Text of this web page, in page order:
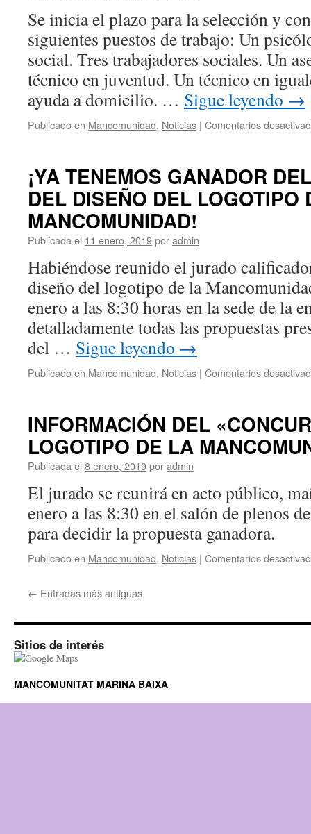
Se inicia el plazo para la selección y
siguientes puestos de trabajo: Un
social. Tres trabajadores sociales. Un
técnico en juventud. Un técnico en
ayuda a domicilio. … Sigue leyendo →
Publicado en Mancomunidad, Noticias | Comentarios
¡YA TENEMOS GANADOR
DEL DISEÑO DEL LOGOTIPO
MANCOMUNIDAD!
Publicada el 11 enero, 2019poradmin
Habiéndose reunido el jurado
diseño del logotipo de la
enero a las 8:30 horas en la sede de la
detalladamente todas las propuestas
del … Sigue leyendo →
Publicado en Mancomunidad, Noticias | Comentarios
INFORMACIÓN DEL
LOGOTIPO DE LA
Publicada el 8 enero, 2019poradmin
El jurado se reunirá en acto público,
enero a las 8:30 en el salón de plenos
para decidir la propuesta ganadora.
Publicado en Mancomunidad, Noticias | Comentarios
← Entradas más antiguas
Sitios de interés
MANCOMUNITAT MARINA BAIXA